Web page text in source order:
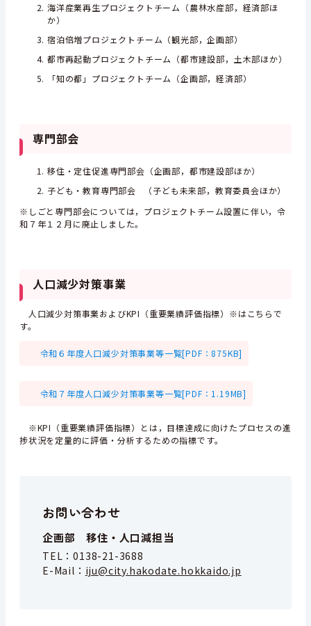
海洋産業再生プロジェクトチーム（農林水産部，経済部ほ
か）
宿泊倍増プロジェクトチーム（観光部，企画部）
都市再起動プロジェクトチーム（都市建設部，土木部ほか）
「知の都」プロジェクトチーム（企画部，経済部）
専門部会
移住・定住促進専門部会（企画部，都市建設部ほか）
子ども・教育専門部会 （子ども未来部，教育委員会ほか）
※しごと専門部会については，プロジェクトチーム設置に伴い，令
和７年１２月に廃止しました。
人口減少対策事業
人口減少対策事業およびKPI（重要業績評価指標）※はこちらで
す。
令和６年度人口減少対策事業等一覧[PDF：875KB]
令和７年度人口減少対策事業等一覧[PDF：1.19MB]
※KPI（重要業績評価指標）とは，目標達成に向けたプロセスの進
捗状況を定量的に評価・分析するための指標です。
お問い合わせ
企画部 移住・人口減担当
TEL：0138-21-3688
E-Mail： iju@city.hakodate.hokkaido.jp